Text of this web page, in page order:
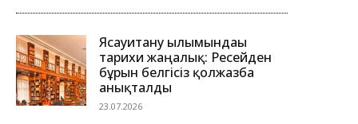
Ясауитану ғылымындағы
тарихи жаңалық: Ресейден
бұрын белгісіз қолжазба
анықталды
23.07.2026